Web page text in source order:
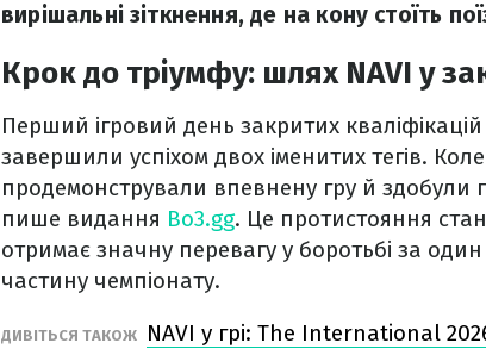
вирішальні зіткнення, де на кону стоїть
Крок до тріумфу: шлях NAVI у
Перший ігровий день закритих
завершили успіхом двох іменитих тегів.
продемонстрували впевнену гру й здобули
пише видання Bo3.gg. Це протистояння
отримає значну перевагу у боротьбі за
частину чемпіонату.
ДИВІТЬСЯ ТАКОЖ
NAVI у грі: The International